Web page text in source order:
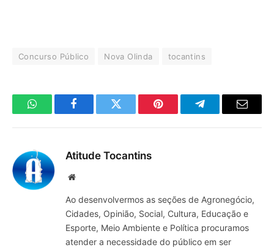
Concurso Público Nova Olinda tocantins
WhatsAppFacebookTwitter Pinterest TelegramaE-
Atitude Tocantins
Site
Ao desenvolvermos as seções de Agronegócio,
Cidades, Opinião, Social, Cultura, Educação e
Esporte, Meio Ambiente e Política procuramos
atender a necessidade do público em ser